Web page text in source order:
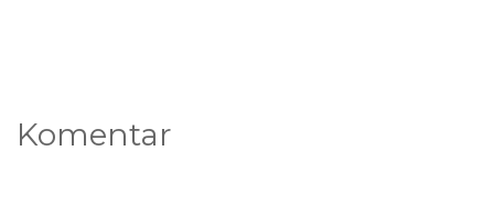
Komentar